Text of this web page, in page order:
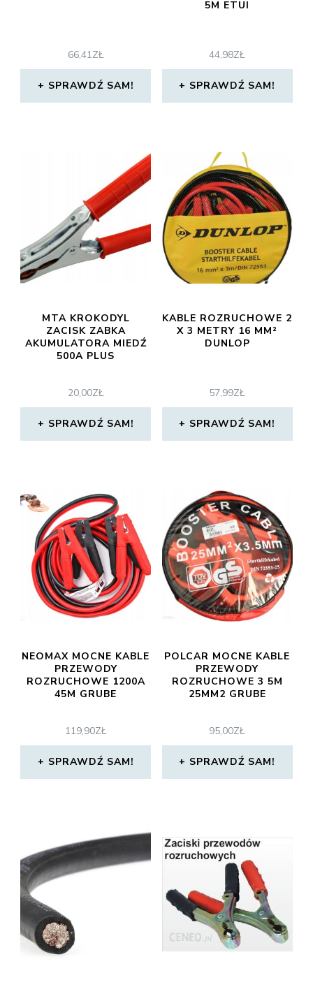
66,41ZŁ
SPRAWDŹ SAM!
5M ETUI
44,98ZŁ
SPRAWDŹ SAM!
MTA KROKODYL
ZACISK ZABKA
AKUMULATORA MIEDŹ
500A PLUS
20,00ZŁ
SPRAWDŹ SAM!
KABLE ROZRUCHOWE 2
X 3 METRY 16 MM²
DUNLOP
57,99ZŁ
SPRAWDŹ SAM!
NEOMAX MOCNE KABLE
PRZEWODY
ROZRUCHOWE 1200A
45M GRUBE
119,90ZŁ
SPRAWDŹ SAM!
POLCAR MOCNE KABLE
PRZEWODY
ROZRUCHOWE 3 5M
25MM2 GRUBE
95,00ZŁ
SPRAWDŹ SAM!